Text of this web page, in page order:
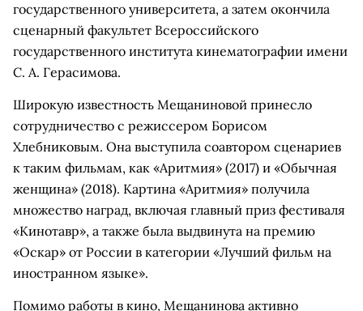
государственного университета, а затем окончила
сценарный факультет Всероссийского
государственного института кинематографии имени
С. А. Герасимова.
Широкую известность Мещаниновой принесло
сотрудничество с режиссером Борисом
Хлебниковым. Она выступила соавтором сценариев
к таким фильмам, как «Аритмия» (2017) и «Обычная
женщина» (2018). Картина «Аритмия» получила
множество наград, включая главный приз фестиваля
«Кинотавр», а также была выдвинута на премию
«Оскар» от России в категории «Лучший фильм на
иностранном языке».
Помимо работы в кино, Мещанинова активно